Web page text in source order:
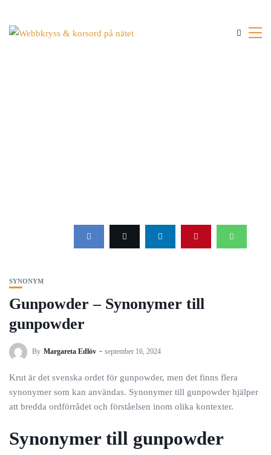
SYNONYM
Gunpowder – Synonymer till
gunpowder
By Margareta Edlöv september 16, 2024
Krut är det svenska ordet för gunpowder, men det finns flera
synonymer som kan användas. Synonymer till gunpowder hjälper
att bredda ordförrådet och förståelsen inom olika kontexter.
Synonymer till gunpowder